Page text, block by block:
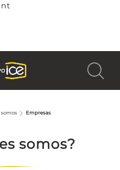
Empresas
somos?